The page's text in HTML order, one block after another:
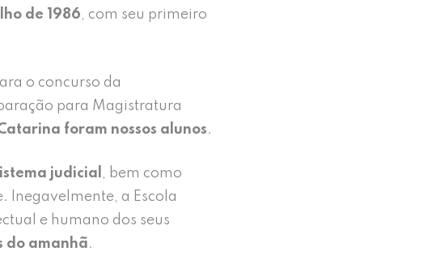
de 1986, com seu primeiro
o concurso da
para Magistratura
foram nossos alunos.
judicial , bem como
Inegavelmente, a Escola
e humano dos seus
do amanhã.